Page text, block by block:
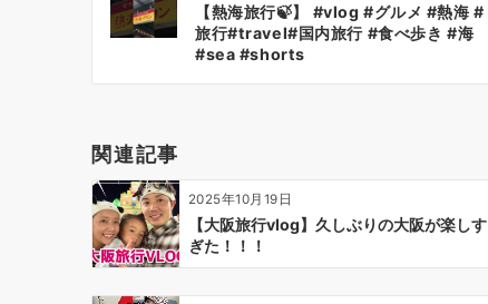
ビ
シ
ョ
ン
【熱海旅行🍃】 #vlog #グルメ #熱海 #
旅行#travel#国内旅行 #食べ歩き #海
#sea #shorts
関連記事
2025年10月19日
【大阪旅行vlog】久しぶりの大阪が楽しす
ぎた！！！